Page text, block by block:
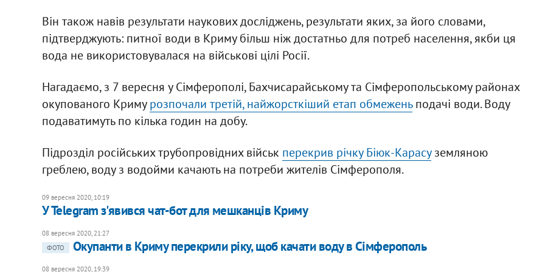
Він також навів результати наукових досліджень, результати яких, за його словами,
підтверджують: питної води в Криму більш ніж достатньо для потреб населення, якби ця
вода не використовувалася на військові цілі Росії.
Нагадаємо, з 7 вересня у Сімферополі, Бахчисарайському та Сімферопольському районах
окупованого Кримурозпочали третій, найжорсткіший етап обмеженьподачі води. Воду
подаватимуть по кілька годин на добу.
Підрозділ російських трубопровідних військ перекрив річку Біюк-Карасуземляною
греблею, воду з водойми качають на потреби жителів Сімферополя.
09 вересня 2020, 10:19
У Telegram з'явився чат-бот для мешканців Криму
08 вересня 2020, 21:27
ФОТО
Окупанти в Криму перекрили ріку, щоб качати воду в Сімферополь
08 вересня 2020, 19:39